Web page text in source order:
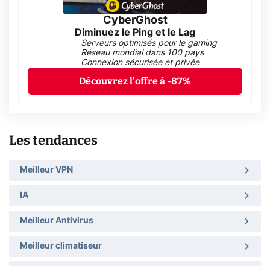
CyberGhost
Diminuez le Ping et le Lag
Serveurs optimisés pour le gaming
Réseau mondial dans 100 pays
Connexion sécurisée et privée
Découvrez l'offre à -87%
Les tendances
Meilleur VPN
IA
Meilleur Antivirus
Meilleur climatiseur